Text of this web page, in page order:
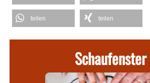
teilen teilen
Schaufenster